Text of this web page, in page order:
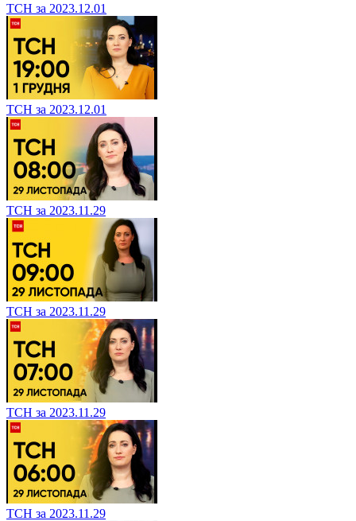
ТСН за 2023.12.01
ТСН за 2023.12.01
ТСН за 2023.11.29
ТСН за 2023.11.29
ТСН за 2023.11.29
ТСН за 2023.11.29